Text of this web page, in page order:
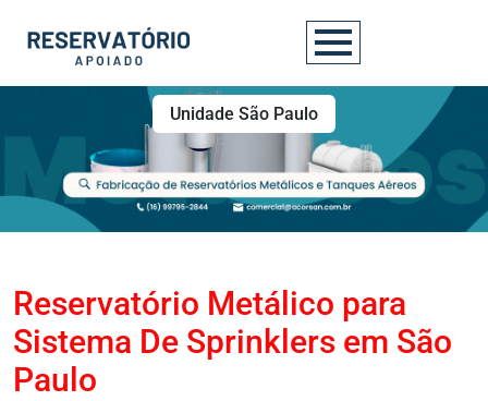
Unidade São Paulo
Reservatório Metálico para
Sistema De Sprinklers em São
Paulo